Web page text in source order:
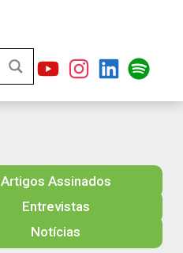
Artigos Assinados
Entrevistas
Notícias